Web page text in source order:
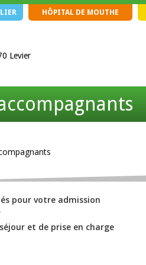
HÔPITAL DE MOUTHE
Levier
pour votre admission
et de prise en charge